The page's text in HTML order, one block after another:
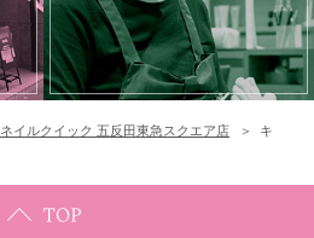
ネイルクイック 五反田東急スクエア店
キ